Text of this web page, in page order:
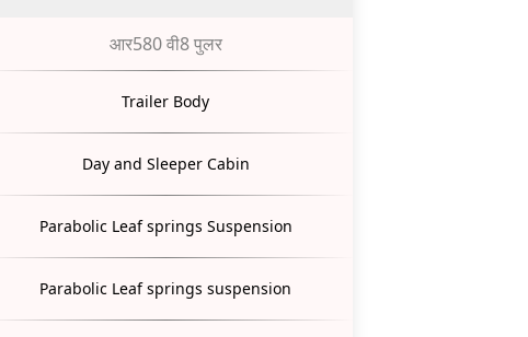
आर580 वी8 पुलर
Trailer Body
Day and Sleeper Cabin
Parabolic Leaf springs Suspension
Parabolic Leaf springs suspension